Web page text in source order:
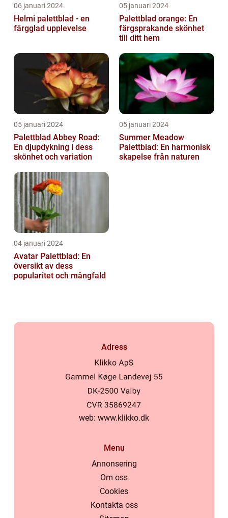
06 januari 2024
Helmi palettblad - en
färgglad upplevelse
05 januari 2024
Palettblad orange: En
färgsprakande skönhet
till ditt hem
05 januari 2024
Palettblad Abbey Road:
En djupdykning i dess
skönhet och variation
05 januari 2024
Summer Meadow
Palettblad: En harmonisk
skapelse från naturen
04 januari 2024
Avatar Palettblad: En
översikt av dess
popularitet och mångfald
Adress
web: www.klikko.dk
Menu
Annonsering
Om oss
Cookies
Kontakta oss